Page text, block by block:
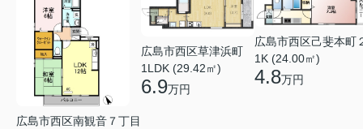
広島市西区南観音７丁目
広島市西区草津浜町
1LDK (29.42㎡)
6.9万円
広島市西区己斐本町
1K (24.00㎡)
4.8万円